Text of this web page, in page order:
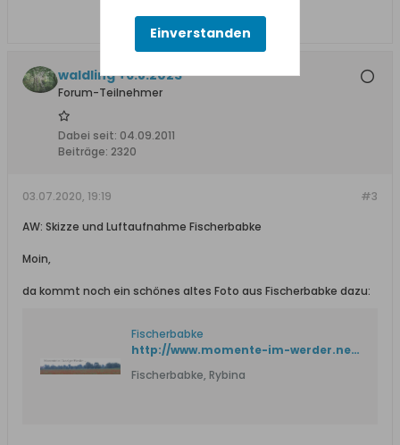
waldling +6.8.2023
Forum-Teilnehmer
Dabei seit: 04.09.2011
Beiträge: 2320
#3
03.07.2020, 19:19
AW: Skizze und Luftaufnahme Fischerbabke
Moin,
da kommt noch ein schönes altes Foto aus Fischerbabke dazu:
Fischerbabke
http://www.momente-im-werder.net/01_Offen/05_Orte/Fischerbabke/Fischerbabke-01.htm
Fischerbabke, Rybina
Einverstanden